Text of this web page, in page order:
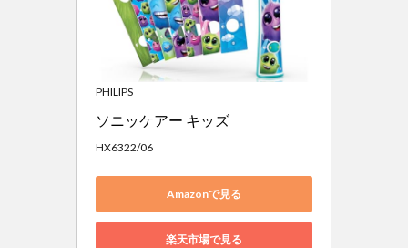
PHILIPS
ソニッケアー キッズ
HX6322/06
Amazonで見る
楽天市場で見る